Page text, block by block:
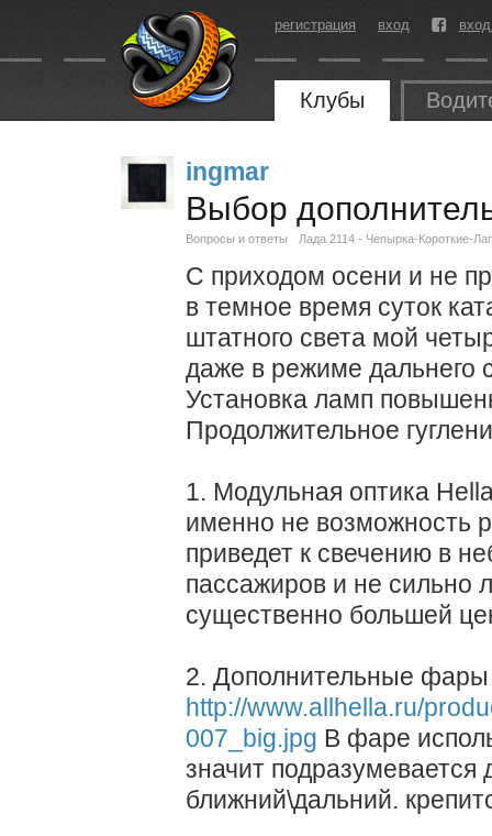
регистрация вход
Клубы
ingmar
Выбор
Вопросы и ответы Лада 2114 - Чепырка-Короткие-
С приходом осени и не
в темное время суток
штатного света мой
даже в режиме дальнего
Установка ламп
Продолжительное
1. Модульная оптика
именно не возможность
приведет к свечению в
пассажиров и не сильно
существенно большей
2. Дополнительные
http://www.allhella.ru/
007_big.jpg В фаре
значит
ближний\дальний.